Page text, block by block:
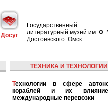
Досуг
Государственный
литературный музей им. Ф.
Достоевского. Омск
ТЕХНИКА И ТЕХНОЛОГИИ
Технологии в сфере автономных
кораблей и их
международные перевозки